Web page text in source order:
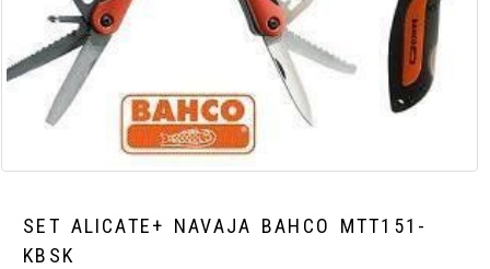
SET ALICATE+ NAVAJA BAHCO MTT151-
KBSK